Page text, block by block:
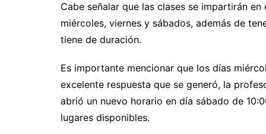
Cabe señalar que las clases se impartirán
miércoles, viernes y sábados, además de
tiene de duración.
Es importante mencionar que los días
excelente respuesta que se generó, la
abrió un nuevo horario en día sábado de
lugares disponibles.